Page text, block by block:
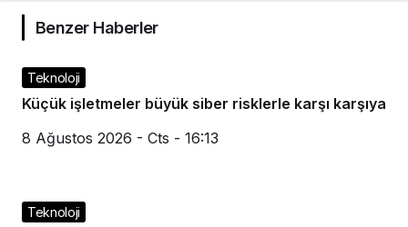
Benzer Haberler
Teknoloji
Küçük işletmeler büyük siber risklerle karşı karşıya
8 Ağustos 2026 - Cts - 16:13
Teknoloji